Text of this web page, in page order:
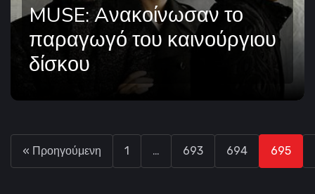
MUSE: Aνακοίνωσαν το
παραγωγό του καινούργιου
δίσκου
« Προηγούμενη 1 … 693 694 695